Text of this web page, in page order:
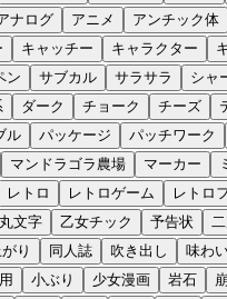
ナログ アニメ アンチック体
キャッチー キャラクター
ン サブカル サラサラ シャ
ダーク チョーク チーズ
ル パッケージ パッチワーク
マンドラゴラ農場 マーカー
レトロ レトロゲーム レトロ
丸文字 乙女チック 予告状
り 同人誌 吹き出し 味わ
小ぶり 少女漫画 岩石